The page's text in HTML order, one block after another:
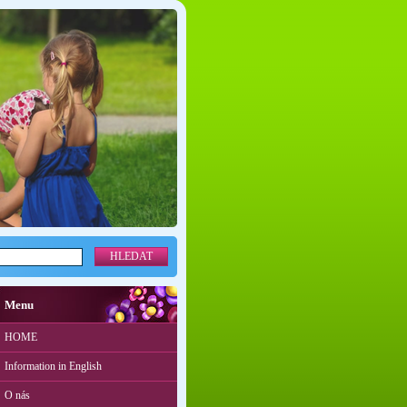
Menu
HOME
Information in English
O nás